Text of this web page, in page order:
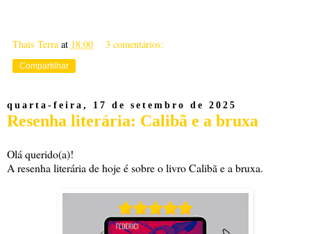
Thais Terra at 18:00 3 comentários:
Compartilhar
quarta-feira, 17 de setembro de 2025
Resenha literária: Calibã e a bruxa
Olá querido(a)!
A resenha literária de hoje é sobre o livro Calibã e a bruxa.